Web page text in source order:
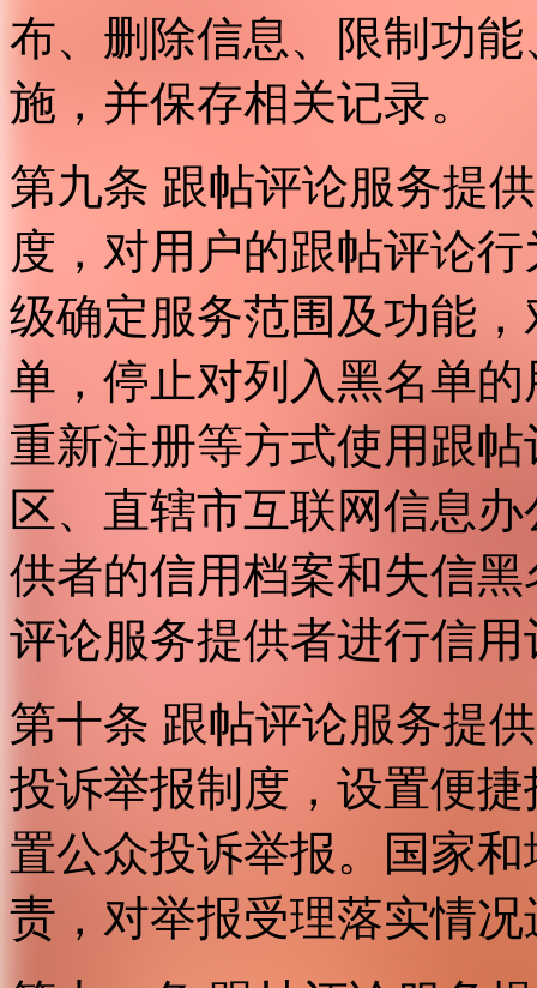
布、删除信息、限制功
施，并保存相关记录。
第九条 跟帖评论服务提
度，对用户的跟帖评论
级确定服务范围及功能
单，停止对列入黑名单
重新注册等方式使用跟
区、直辖市互联网信息
供者的信用档案和失信
评论服务提供者进行信用
第十条 跟帖评论服务提
投诉举报制度，设置便
置公众投诉举报。国家
责，对举报受理落实情